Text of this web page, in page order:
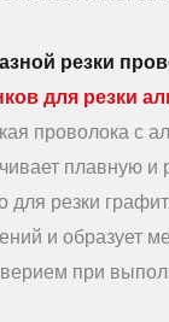
резки
для резки
проволока с
плавную
для резки
и образует
при